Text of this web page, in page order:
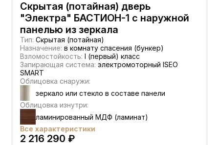
Скрытая (потайная) дверь
"Электра" БАСТИОН-1 с наружной
панелью из зеркала
Тип: Скрытая (потайная)
Назначение: в комнату спасения (бункер)
Взломостойкость: I (первый) класс
Запирающая система: электромоторный ISEO
SMART
Облицовка снаружи:
зеркало или стекло в составе панели
Облицовка изнутри:
ламинированный МДФ (ламинат)
Все характеристики
2 216 290 ₽